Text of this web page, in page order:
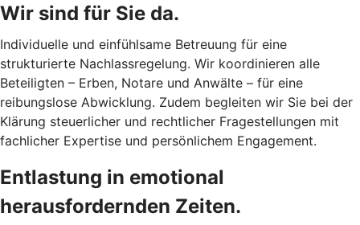
Wir sind für Sie da.
Individuelle und einfühlsame Betreuung für eine
strukturierte Nachlassregelung. Wir koordinieren alle
Beteiligten – Erben, Notare und Anwälte – für eine
reibungslose Abwicklung. Zudem begleiten wir Sie bei der
Klärung steuerlicher und rechtlicher Fragestellungen mit
fachlicher Expertise und persönlichem Engagement.
Entlastung in emotional
herausfordernden Zeiten.